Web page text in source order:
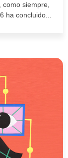
siempre,
ha concluido...